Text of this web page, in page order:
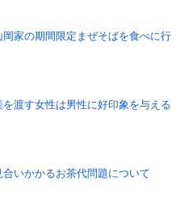
家の期間限定まぜそばを食べに行
を渡す女性は男性に好印象を与える
合いかかるお茶代問題について